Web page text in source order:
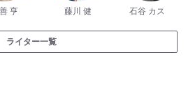
亨 藤川 健 石谷 カズハ
ライター一覧